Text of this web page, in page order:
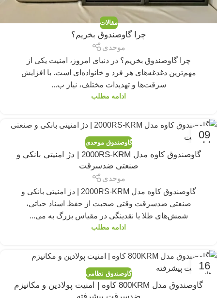
مقالات
چرا گاوصندوق بخریم؟
موحدی
چرا گاوصندوق بخریم؟ در دنیای امروز، امنیت یکی از
مهم‌ترین دغدغه‌های هر فرد و خانواده‌ای است. با افزایش
سرقت‌ها و تهدیدات مختلف، نیاز ب...
ادامه مطلب
09
ژوئن گاوصندوق موحدی
گاوصندوق کاوه مدل 2000RS-KRM | دژ امنیتی بانکی و
صنعتی ضدسرقت
موحدی
گاوصندوق کاوه مدل 2000RS-KRM | دژ امنیتی بانکی و
صنعتی ضدسرقت وقتی صحبت از حفظ اسناد حیاتی،
شمش‌های طلا یا نقدینگی در مقیاس بزرگ به می...
ادامه مطلب
16
ژانویه گاوصندوق نظامی
گاوصندوق مدل 800KRM کاوه | امنیت پولادین و مکانیزم